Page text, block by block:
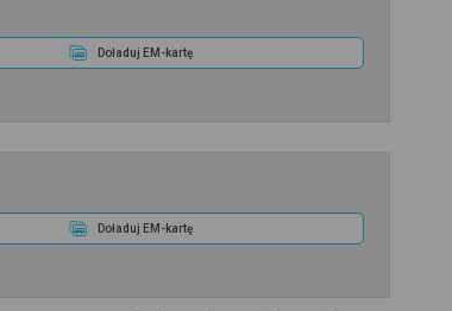
Doładuj EM-kartę
Doładuj EM-kartę